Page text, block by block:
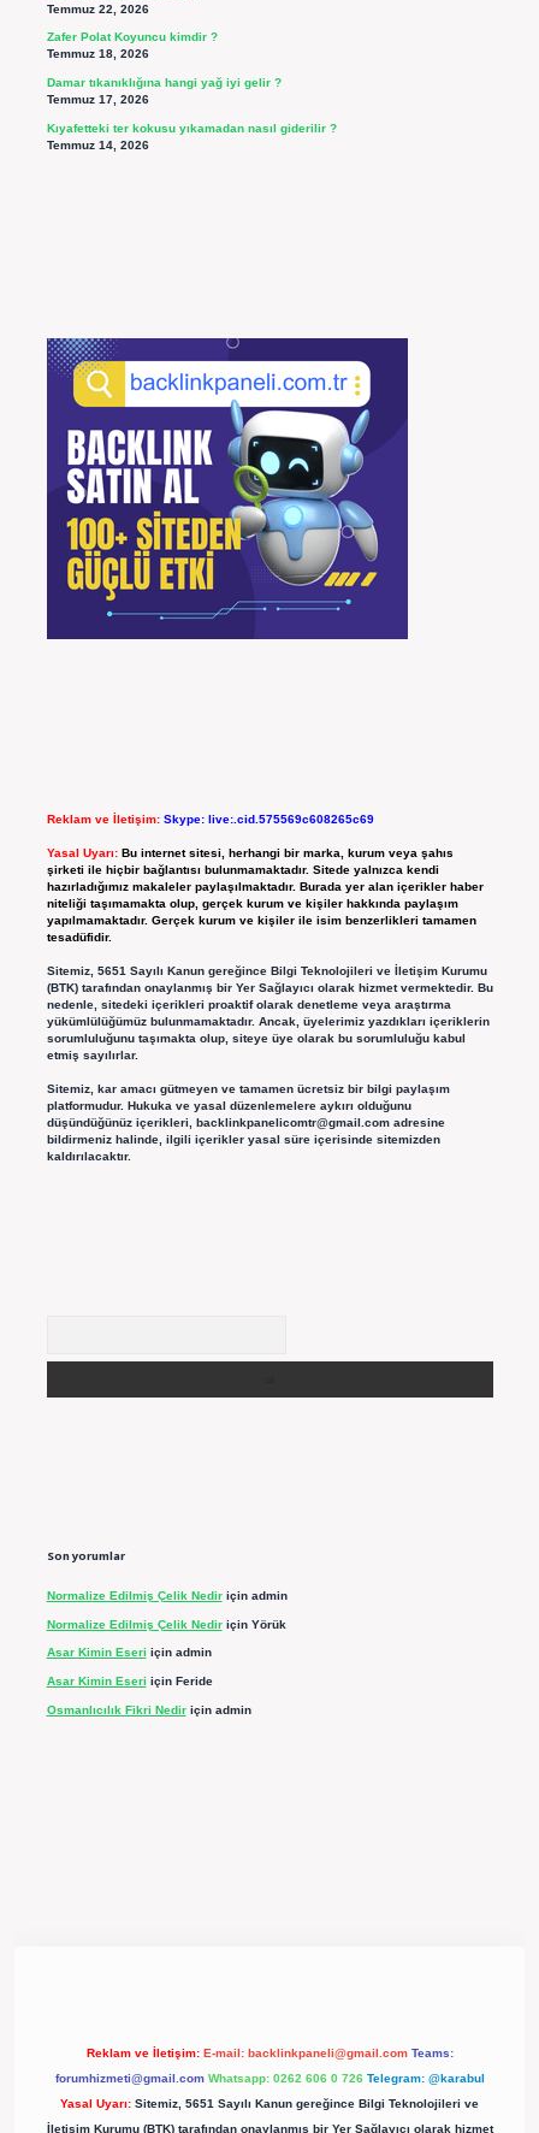
Temmuz 22, 2026
Zafer Polat Koyuncu kimdir ?
Temmuz 18, 2026
Damar tıkanıklığına hangi yağ iyi gelir ?
Temmuz 17, 2026
Kıyafetteki ter kokusu yıkamadan nasıl giderilir ?
Temmuz 14, 2026
Reklam ve İletişim: Skype: live:.cid.575569c608265c69
Yasal Uyarı: Bu internet sitesi, herhangi bir marka, kurum veya şahıs
şirketi ile hiçbir bağlantısı bulunmamaktadır. Sitede yalnızca kendi
hazırladığımız makaleler paylaşılmaktadır. Burada yer alan içerikler haber
niteliği taşımamakta olup, gerçek kurum ve kişiler hakkında paylaşım
yapılmamaktadır. Gerçek kurum ve kişiler ile isim benzerlikleri tamamen
tesadüfidir.
Sitemiz, 5651 Sayılı Kanun gereğince Bilgi Teknolojileri ve İletişim Kurumu
(BTK) tarafından onaylanmış bir Yer Sağlayıcı olarak hizmet vermektedir. Bu
nedenle, sitedeki içerikleri proaktif olarak denetleme veya araştırma
yükümlülüğümüz bulunmamaktadır. Ancak, üyelerimiz yazdıkları içeriklerin
sorumluluğunu taşımakta olup, siteye üye olarak bu sorumluluğu kabul
etmiş sayılırlar.
Sitemiz, kar amacı gütmeyen ve tamamen ücretsiz bir bilgi paylaşım
platformudur. Hukuka ve yasal düzenlemelere aykırı olduğunu
düşündüğünüz içerikleri, backlinkpanelicomtr@gmail.comadresine
bildirmeniz halinde, ilgili içerikler yasal süre içerisinde sitemizden
kaldırılacaktır.
Son yorumlar
Normalize Edilmiş Çelik Nediriçin admin
Normalize Edilmiş Çelik Nediriçin Yörük
Asar Kimin Eseri için admin
Asar Kimin Eseri için Feride
Osmanlıcılık Fikri Nediriçin admin
Reklam ve İletişim: E-mail: backlinkpaneli@gmail.com Teams:
forumhizmeti@gmail.com Whatsapp: 0262 606 0 726 Telegram: @karabul
Yasal Uyarı: Sitemiz, 5651 Sayılı Kanun gereğince Bilgi Teknolojileri ve
İletişim Kurumu (BTK) tarafından onaylanmış bir Yer Sağlayıcı olarak hizmet